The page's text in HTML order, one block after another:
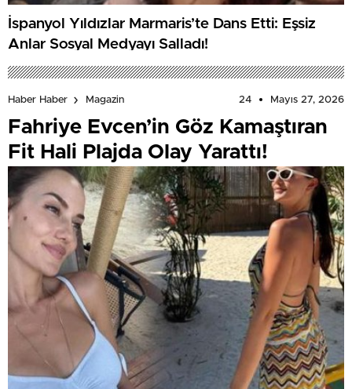
İspanyol Yıldızlar Marmaris’te Dans Etti: Eşsiz
Anlar Sosyal Medyayı Salladı!
Haber Haber Magazin 24 Mayıs 27, 2026
Fahriye Evcen’in Göz Kamaştıran
Fit Hali Plajda Olay Yarattı!